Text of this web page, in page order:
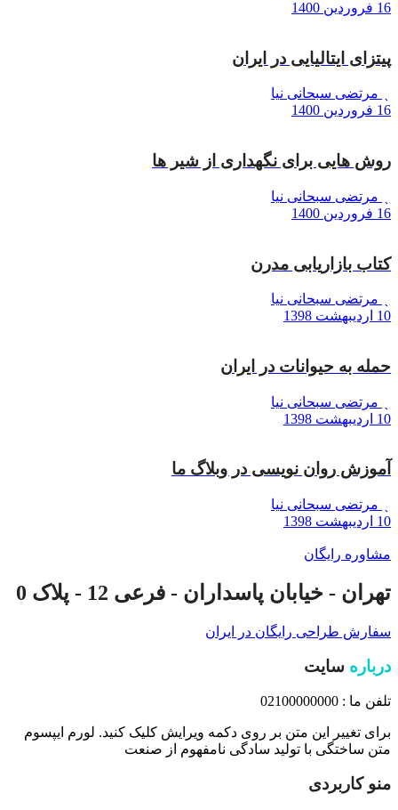
16 فروردین 1400
پیتزای ایتالیایی در ایران
مرتضی سبحانی نیا
16 فروردین 1400
روش هایی برای نگهداری از شیر ها
مرتضی سبحانی نیا
16 فروردین 1400
کتاب بازاریابی مدرن
مرتضی سبحانی نیا
10 اردیبهشت 1398
حمله به حیوانات در ایران
مرتضی سبحانی نیا
10 اردیبهشت 1398
آموزش روان نویسی در وبلاگ ما
مرتضی سبحانی نیا
10 اردیبهشت 1398
مشاوره رایگان
تهران - خیابان پاسداران - فرعی 12 - پلاک 0
سفارش طراحی رایگان در ایران
درباره سایت
تلفن ما : 02100000000
برای تغییر این متن بر روی دکمه ویرایش کلیک کنید. لورم ایپسوم
متن ساختگی با تولید سادگی نامفهوم از صنعت
منو کاربردی